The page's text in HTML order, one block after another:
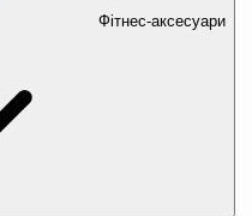
Фітнес-аксесуари